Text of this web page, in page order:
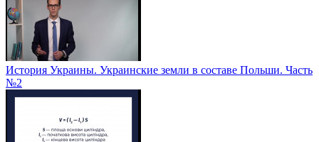
История Украины. Украинские земли в составе Польши. Часть
№2